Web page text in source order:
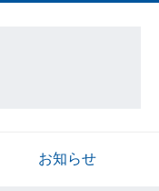
お知らせ